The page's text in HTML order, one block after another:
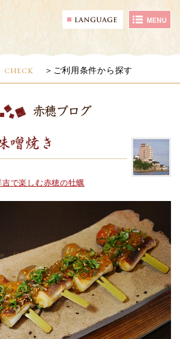
CHECK ご利用条件から探す
赤穂ブログ
噌焼き
吉で楽しむ赤穂の牡蠣